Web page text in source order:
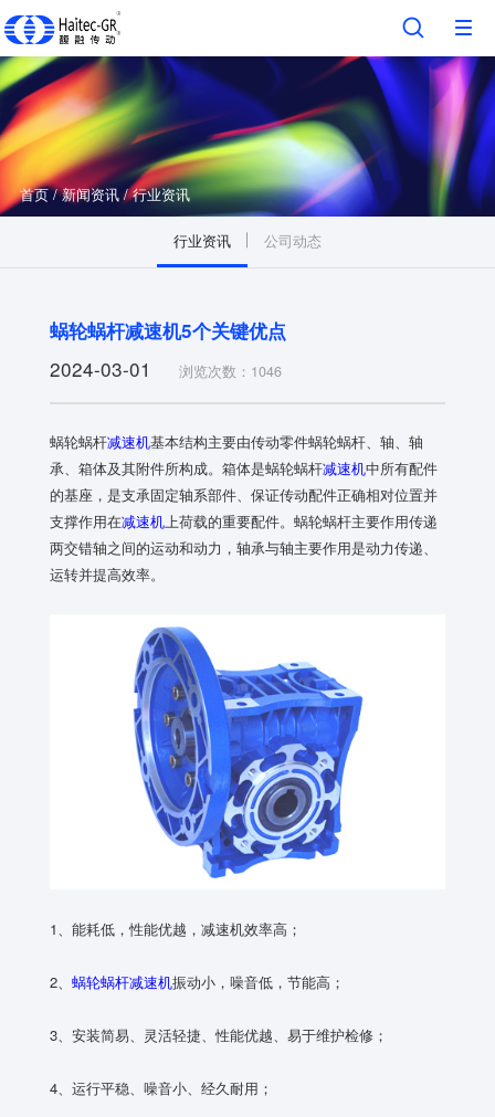
首页 / 新闻资讯 / 行业资讯
行业资讯 公司动态
蜗轮蜗杆减速机5个关键优点
2024-03-01 浏览次数：1046
蜗轮蜗杆减速机基本结构主要由传动零件蜗轮蜗杆、轴、轴
承、箱体及其附件所构成。箱体是蜗轮蜗杆减速机中所有配件
的基座，是支承固定轴系部件、保证传动配件正确相对位置并
支撑作用在减速机上荷载的重要配件。蜗轮蜗杆主要作用传递
两交错轴之间的运动和动力，轴承与轴主要作用是动力传递、
运转并提高效率。
1、能耗低，性能优越，减速机效率高；
2、 蜗轮蜗杆减速机振动小，噪音低，节能高；
3、安装简易、灵活轻捷、性能优越、易于维护检修；
4、运行平稳、噪音小、经久耐用；